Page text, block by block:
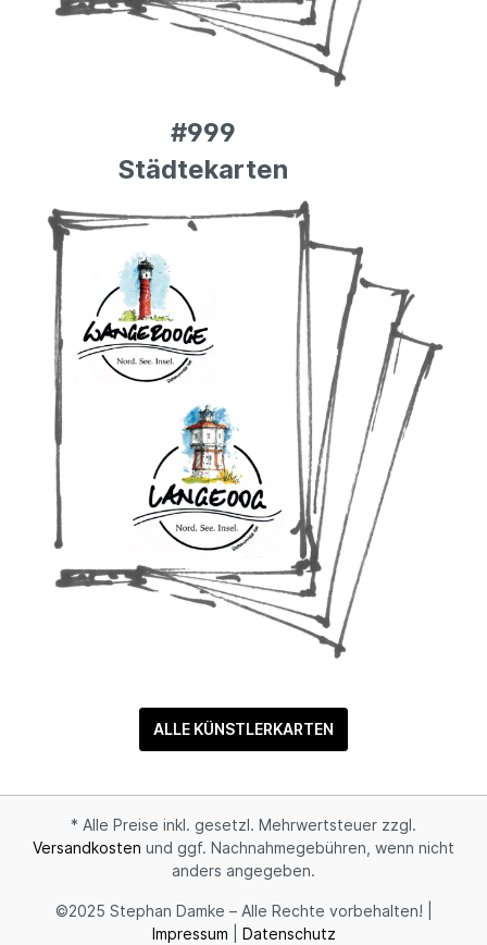
#999
Städtekarten
ALLE KÜNSTLERKARTEN
* Alle Preise inkl. gesetzl. Mehrwertsteuer zzgl.
Versandkosten und ggf. Nachnahmegebühren, wenn nicht
anders angegeben.
©2025 Stephan Damke – Alle Rechte vorbehalten! |
Impressum
Datenschutz